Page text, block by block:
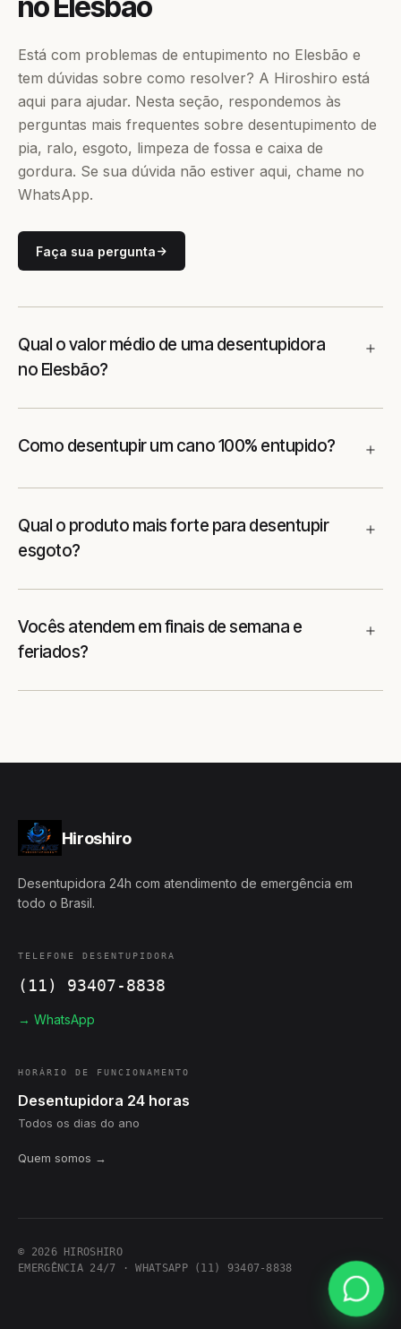
Está com problemas de entupimento no Elesbão e
tem dúvidas sobre como resolver? A Hiroshiro está
aqui para ajudar. Nesta seção, respondemos às
perguntas mais frequentes sobre desentupimento de
pia, ralo, esgoto, limpeza de fossa e caixa de
gordura. Se sua dúvida não estiver aqui, chame no
WhatsApp.
Faça sua pergunta
Qual o valor médio de uma desentupidora
no Elesbão?
Como desentupir um cano 100% entupido?
Qual o produto mais forte para desentupir
esgoto?
Vocês atendem em finais de semana e
feriados?
Hiroshiro
Desentupidora 24h com atendimento de emergência em
todo o Brasil.
TELEFONE DESENTUPIDORA
(11) 93407-8838
→ WhatsApp
HORÁRIO DE FUNCIONAMENTO
Desentupidora 24 horas
Todos os dias do ano
Quem somos →
© 2026 HIROSHIRO
EMERGÊNCIA 24/7 · WHATSAPP (11) 93407-8838